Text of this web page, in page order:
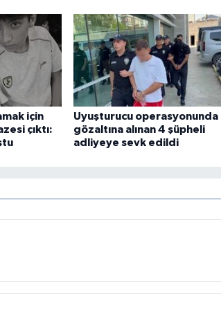
için
çıktı:
Uyuşturucu operasyonunda
gözaltına alınan 4 şüpheli
adliyeye sevk edildi